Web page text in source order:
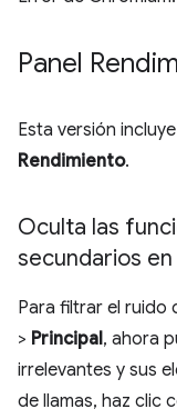
Panel
Esta versión
Rendimiento.
Oculta las
secundarios
Para filtrar el ruido
> Principal, ahora
irrelevantes y sus
de llamas, haz clic